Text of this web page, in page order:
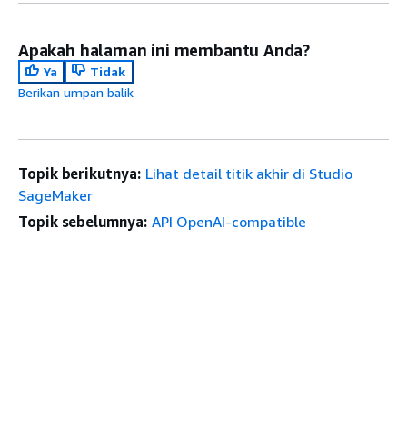
Apakah halaman ini membantu Anda?
Ya
Tidak
Berikan umpan balik
Topik berikutnya: Lihat detail titik akhir di Studio
SageMaker
Topik sebelumnya: API OpenAI-compatible